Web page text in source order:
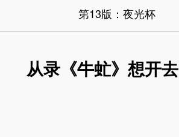
第13版：夜光杯
从录《牛虻》想开去